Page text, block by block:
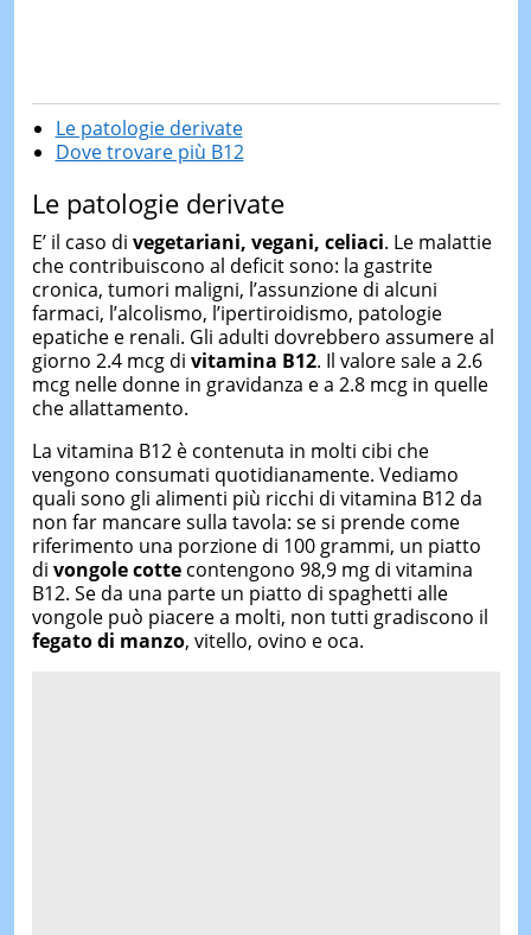
Le patologie derivate
Dove trovare più B12
Le patologie derivate
E’ il caso di vegetariani, vegani, celiaci. Le malattie
che contribuiscono al deficit sono: la gastrite
cronica, tumori maligni, l’assunzione di alcuni
farmaci, l’alcolismo, l’ipertiroidismo, patologie
epatiche e renali. Gli adulti dovrebbero assumere al
giorno 2.4 mcg di vitamina B12. Il valore sale a 2.6
mcg nelle donne in gravidanza e a 2.8 mcg in quelle
che allattamento.
La vitamina B12 è contenuta in molti cibi che
vengono consumati quotidianamente. Vediamo
quali sono gli alimenti più ricchi di vitamina B12 da
non far mancare sulla tavola: se si prende come
riferimento una porzione di 100 grammi, un piatto
di vongole cottecontengono 98,9 mg di vitamina
B12. Se da una parte un piatto di spaghetti alle
vongole può piacere a molti, non tutti gradiscono il
fegato di manzo, vitello, ovino e oca.